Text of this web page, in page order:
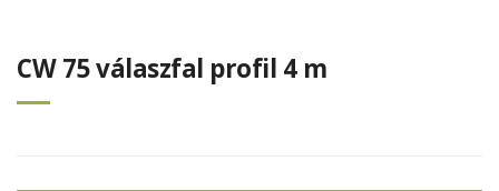
CW 75 válaszfal profil 4 m